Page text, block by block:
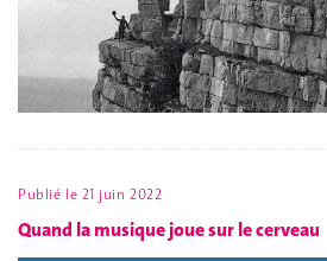
Publié le 21 juin 2022
Quand la musique joue sur le cerveau